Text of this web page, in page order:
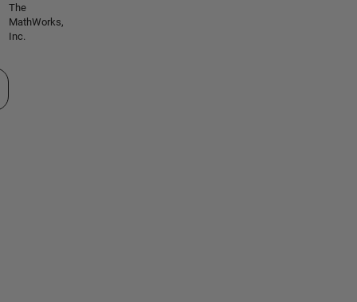
The
MathWorks,
Inc.
un site web